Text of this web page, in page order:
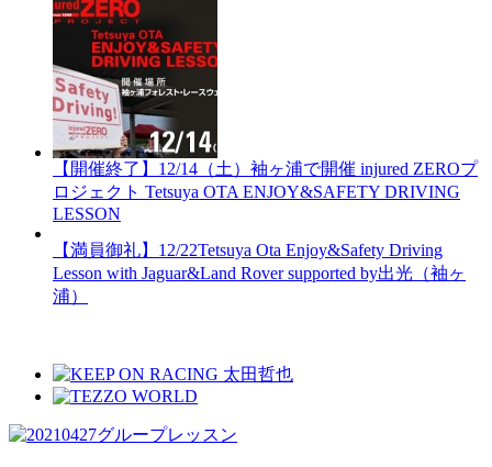
【開催終了】12/14（土）袖ヶ浦で開催 injured ZEROプ
ロジェクト Tetsuya OTA ENJOY&SAFETY DRIVING
LESSON
【満員御礼】12/22Tetsuya Ota Enjoy&Safety Driving
Lesson with Jaguar&Land Rover supported by出光（袖ヶ
浦）